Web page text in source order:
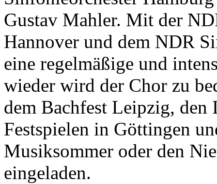
Gustav Mahler. Mit der
Hannover und dem NDR
eine regelmäßige und
wieder wird der Chor zu
dem Bachfest Leipzig, den
Festspielen in Göttingen
Musiksommer oder den
eingeladen.